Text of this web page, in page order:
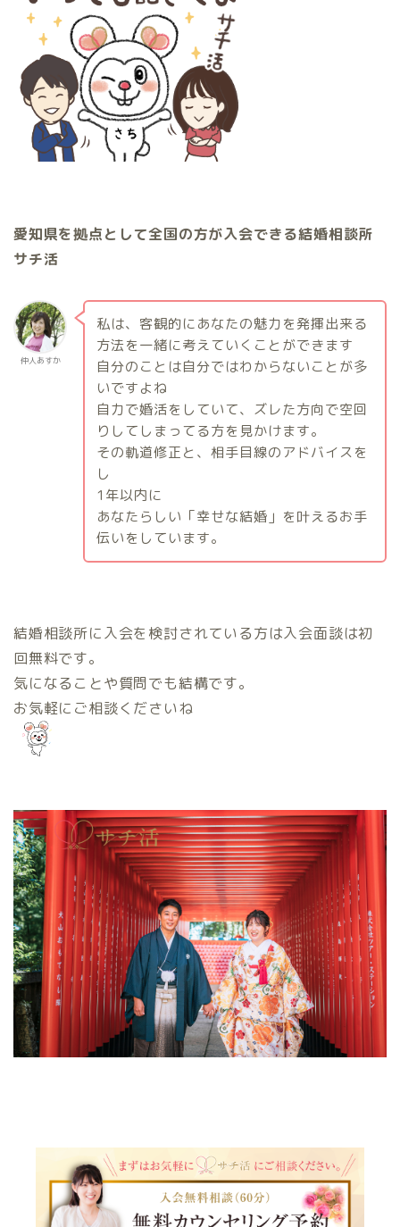
愛知県を拠点として全国の方が入会できる結婚相談所
サチ活
仲人あすか
私は、客観的にあなたの魅力を発揮出来る
方法を一緒に考えていくことができます
自分のことは自分ではわからないことが多
いですよね
自力で婚活をしていて、ズレた方向で空回
りしてしまってる方を見かけます。
その軌道修正と、相手目線のアドバイスを
し
1 年以内に
あなたらしい「幸せな結婚」を叶えるお手
伝いをしています。
結婚相談所に入会を検討されている方は入会面談は初
回無料です。
気になることや質問でも結構です。
お気軽にご相談くださいね